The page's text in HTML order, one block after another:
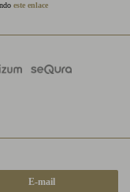
este enlace
E-mail